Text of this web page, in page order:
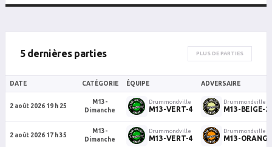
5 dernières parties PLUS DE PARTIES
DATE CATÉGORIE ÉQUIPE ADVERSAIRE
2 août 2026 19 h 25
M13-
Dimanche
Drummondville
M13-VERT-4
Drummondville
M13-BEIGE-2
2 août 2026 17 h 35
M13-
Dimanche
Drummondville
M13-VERT-4
Drummondville
M13-